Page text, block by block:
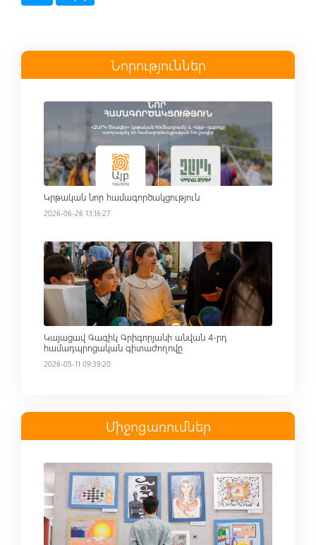
Նորություններ
Read more
Կրթական նոր համագործակցություն
2026-06-26 13:16:27
Read more
Կայացավ Գագիկ Գրիգորյանի անվան 4-րդ
համադպրոցական գիտաժողովը
2026-05-11 09:39:20
Միջոցառումներ
Read more